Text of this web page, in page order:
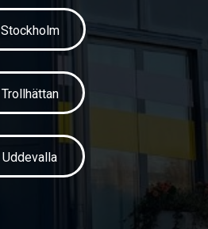
Stockholm
Trollhättan
Uddevalla